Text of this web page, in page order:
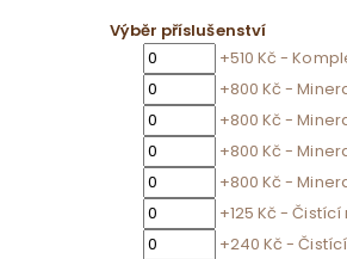
Výběr příslušenství
+510 Kč -
+800 Kč -
+800 Kč -
+800 Kč -
+800 Kč -
+125 Kč -
+240 Kč -